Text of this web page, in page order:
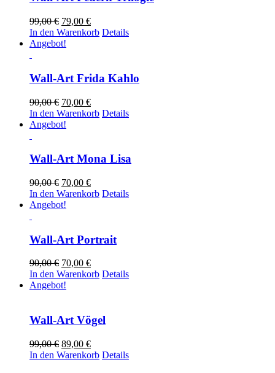
99,00€ Ursprünglicher
Preis
war:
79,00 €Aktueller
Preis
In den Warenkorb Details
Angebot!
Wall-Art Frida Kahlo
90,00€ Ursprünglicher
Preis
war:
70,00 €Aktueller
Preis
In den Warenkorb Details
Angebot!
Wall-Art Mona Lisa
90,00€ Ursprünglicher
Preis
war:
70,00 €Aktueller
Preis
In den Warenkorb Details
Angebot!
Wall-Art Portrait
90,00€ Ursprünglicher
Preis
war:
70,00 €Aktueller
Preis
In den Warenkorb Details
Angebot!
Wall-Art Vögel
99,00€ Ursprünglicher
Preis
89,00 €Aktueller
Preis
In den Warenkorb Details